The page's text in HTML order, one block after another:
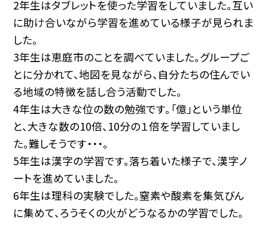
2年生はタブレットを使った学習をしていました。互い
に助け合いながら学習を進めている様子が見られま
した。
3年生は恵庭市のことを調べていました。グループご
とに分かれて、地図を見ながら、自分たちの住んでい
る地域の特徴を話し合う活動でした。
4年生は大きな位の数の勉強です。「億」という単位
と、大きな数の10倍、10分の１倍を学習していまし
た。難しそうです・・・。
5年生は漢字の学習です。落ち着いた様子で、漢字ノ
ートを進めていました。
6年生は理科の実験でした。窒素や酸素を集気びん
に集めて、ろうそくの火がどうなるかの学習でした。